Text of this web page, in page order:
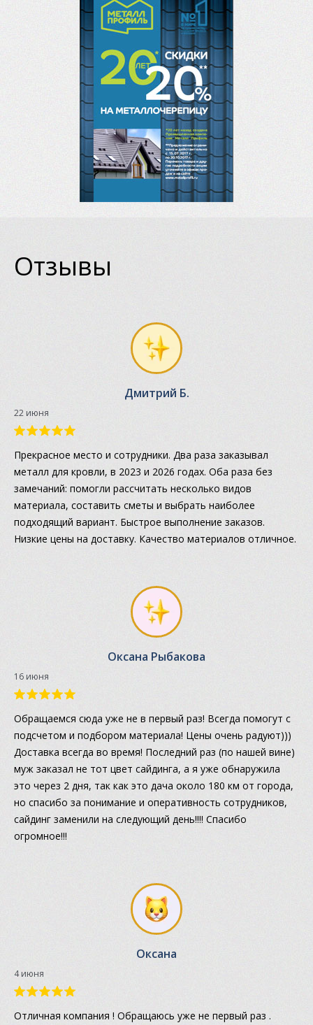
Отзывы
Дмитрий Б.
22 июня
Прекрасное место и сотрудники. Два раза заказывал
металл для кровли, в 2023 и 2026 годах. Оба раза без
замечаний: помогли рассчитать несколько видов
материала, составить сметы и выбрать наиболее
подходящий вариант. Быстрое выполнение заказов.
Низкие цены на доставку. Качество материалов отличное.
Оксана Рыбакова
16 июня
Обращаемся сюда уже не в первый раз! Всегда помогут с
подсчетом и подбором материала! Цены очень радуют)))
Доставка всегда во время! Последний раз (по нашей вине)
муж заказал не тот цвет сайдинга, а я уже обнаружила
это через 2 дня, так как это дача около 180 км от города,
но спасибо за понимание и оперативность сотрудников,
сайдинг заменили на следующий день!!!! Спасибо
огромное!!!
Оксана
4 июня
Отличная компания ! Обращаюсь уже не первый раз .